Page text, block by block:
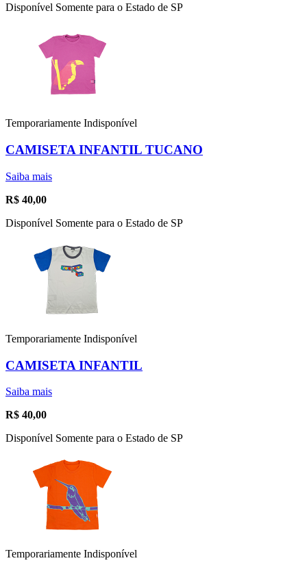
Disponível Somente para o Estado de SP
Temporariamente Indisponível
CAMISETA INFANTIL TUCANO
Saiba mais
R$ 40,00
Disponível Somente para o Estado de SP
Temporariamente Indisponível
CAMISETA INFANTIL
Saiba mais
R$ 40,00
Disponível Somente para o Estado de SP
Temporariamente Indisponível